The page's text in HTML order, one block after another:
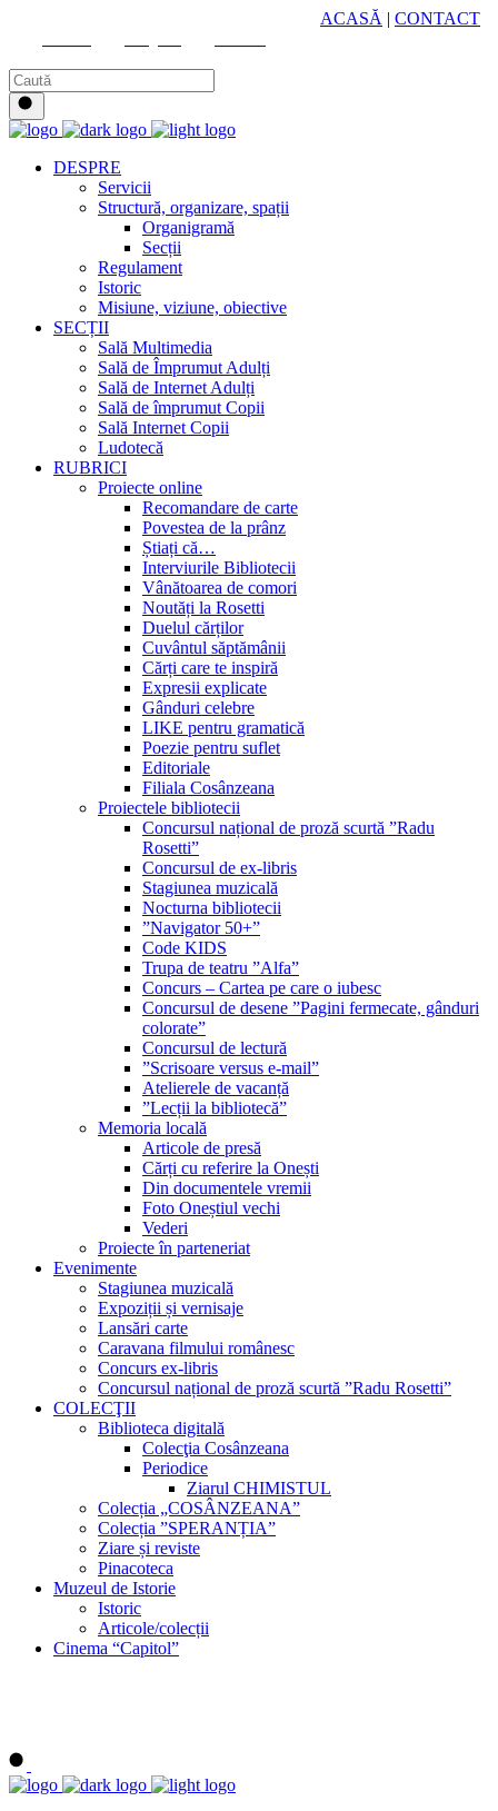
ACASĂ | CONTACT
DESPRE
Servicii
Structură, organizare, spații
Organigramă
Secții
Regulament
Istoric
Misiune, viziune, obiective
SECȚII
Sală Multimedia
Sală de Împrumut Adulți
Sală de Internet Adulți
Sală de împrumut Copii
Sală Internet Copii
Ludotecă
RUBRICI
Proiecte online
Recomandare de carte
Povestea de la prânz
Știați că…
Interviurile Bibliotecii
Vânătoarea de comori
Noutăți la Rosetti
Duelul cărților
Cuvântul săptămânii
Cărți care te inspiră
Expresii explicate
Gânduri celebre
LIKE pentru gramatică
Poezie pentru suflet
Editoriale
Filiala Cosânzeana
Proiectele bibliotecii
Concursul național de proză scurtă ”Radu
Rosetti”
Concursul de ex-libris
Stagiunea muzicală
Nocturna bibliotecii
”Navigator 50+”
Code KIDS
Trupa de teatru ”Alfa”
Concurs – Cartea pe care o iubesc
Concursul de desene ”Pagini fermecate, gânduri
colorate”
Concursul de lectură
”Scrisoare versus e-mail”
Atelierele de vacanță
”Lecții la bibliotecă”
Memoria locală
Articole de presă
Cărți cu referire la Onești
Din documentele vremii
Foto Oneștiul vechi
Vederi
Proiecte în parteneriat
Evenimente
Stagiunea muzicală
Expoziții și vernisaje
Lansări carte
Caravana filmului românesc
Concurs ex-libris
Concursul național de proză scurtă ”Radu Rosetti”
COLECŢII
Biblioteca digitală
Colecţia Cosânzeana
Periodice
Ziarul CHIMISTUL
Colecția „COSÂNZEANA”
Colecția ”SPERANȚIA”
Ziare și reviste
Pinacoteca
Muzeul de Istorie
Istoric
Articole/colecții
Cinema “Capitol”